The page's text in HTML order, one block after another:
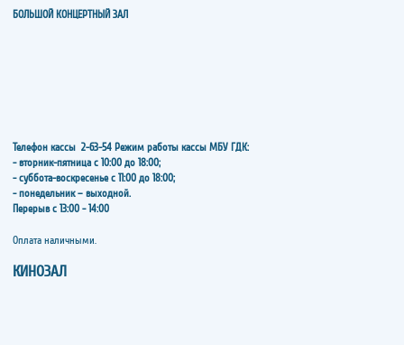
БОЛЬШОЙ КОНЦЕРТНЫЙ ЗАЛ
Телефон кассы 2-63-54 Режим работы кассы МБУ ГДК:
- вторник-пятница с 10:00 до 18:00;
- суббота-воскресенье с 11:00 до 18:00;
- понедельник – выходной.
Перерыв с 13:00 - 14:00
​​​​​​​Оплата наличными.
КИНОЗАЛ